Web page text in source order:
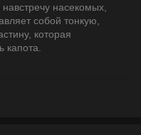
насекомых,
собой тонкую,
которая
капота.